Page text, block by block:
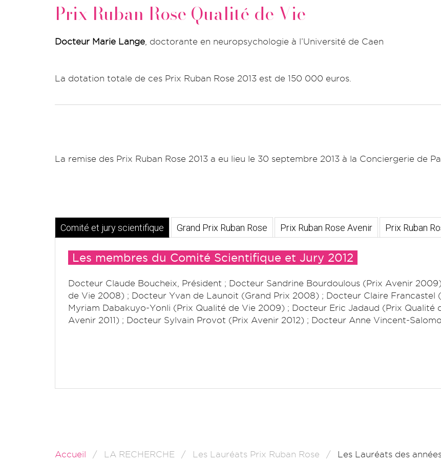
Prix Ruban Rose Qualité de Vie
Docteur Marie Lange doctorante en neuropsychologie à l’Université de Caen
La dotation totale de ces Prix Ruban Rose 2013 est de 150 000 euros.
La remise des Prix Ruban Rose 2013 a eu lieu le 30 septembre 2013 à la Conciergerie de
Comité et jury scientifique Grand Prix Ruban Rose Prix Ruban Rose Avenir Prix Ruban
Les membres du Comité Scientifique et Jury 2012
Docteur Claude Boucheix, Président ; Docteur Sandrine Bourdoulous (Prix Avenir
de Vie 2008) ; Docteur Yvan de Launoit (Grand Prix 2008) ; Docteur Claire Francastel
Myriam Dabakuyo-Yonli (Prix Qualité de Vie 2009) ; Docteur Eric Jadaud (Prix Qualité
Avenir 2011) ; Docteur Sylvain Provot (Prix Avenir 2012) ; Docteur Anne Vincent-
Accueil LA RECHERCHE Les Lauréats Prix Ruban Rose Les Lauréats des